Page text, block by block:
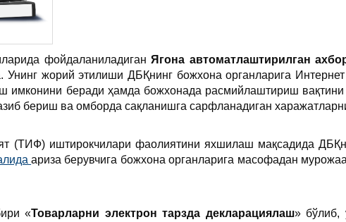
фойдаланиладиганЯгона автоматлаштирилган
Унинг жорий этилиши ДБҚнинг божхона органларига
имконини беради ҳамда божхонада расмийлаштириш вақтини
бериш ва омборда сақланишга сарфланадиган
(ТИФ) иштирокчилари фаолиятини яхшилаш мақсадида
ариза берувчига божхона органларига масофадан
«Товарларни электрон тарзда декларациялаш» бўлиб,